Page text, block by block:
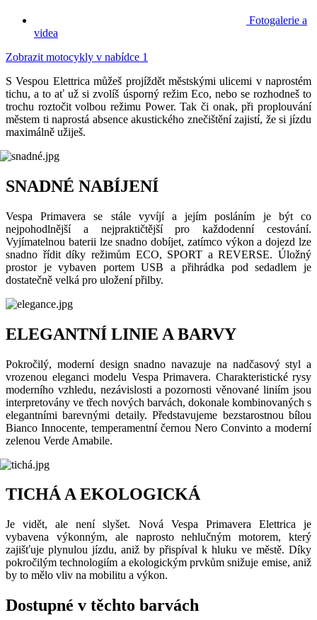
Fotogalerie a
videa
Zobrazit motocykly v nabídce 1
S Vespou Elettrica můžeš projíždět městskými ulicemi v naprostém
tichu, a to ať už si zvolíš úsporný režim Eco, nebo se rozhodneš to
trochu roztočit volbou režimu Power. Tak či onak, při proplouvání
městem ti naprostá absence akustického znečištění zajistí, že si jízdu
maximálně užiješ.
SNADNÉ NABÍJENÍ
Vespa Primavera se stále vyvíjí a jejím posláním je být co
nejpohodlnější a nejpraktičtější pro každodenní cestování.
Vyjímatelnou baterii lze snadno dobíjet, zatímco výkon a dojezd lze
snadno řídit díky režimům ECO, SPORT a REVERSE. Úložný
prostor je vybaven portem USB a přihrádka pod sedadlem je
dostatečně velká pro uložení přilby.
ELEGANTNÍ LINIE A BARVY
Pokročilý, moderní design snadno navazuje na nadčasový styl a
vrozenou eleganci modelu Vespa Primavera. Charakteristické rysy
moderního vzhledu, nezávislosti a pozornosti věnované liniím jsou
interpretovány ve třech nových barvách, dokonale kombinovaných s
elegantními barevnými detaily. Představujeme bezstarostnou bílou
Bianco Innocente, temperamentní černou Nero Convinto a moderní
zelenou Verde Amabile.
TICHÁ A EKOLOGICKÁ
Je vidět, ale není slyšet. Nová Vespa Primavera Elettrica je
vybavena výkonným, ale naprosto nehlučným motorem, který
zajišťuje plynulou jízdu, aniž by přispíval k hluku ve městě. Díky
pokročilým technologiím a ekologickým prvkům snižuje emise, aniž
by to mělo vliv na mobilitu a výkon.
Dostupné v těchto barvách